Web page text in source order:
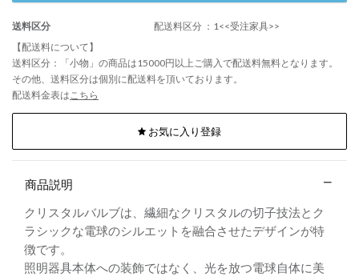
送料区分
配送料区分 ：1<<受注家具>>
【配送料について】
送料区分：「小物」の商品は15000円以上ご購入で配送料無料となります。
その他、送料区分は個別に配送料を頂いております。
配送料金表は こちら
お気に入り登録
商品説明
クリスタルバルブは、繊細なクリスタルの切子技法とク
ラシックな電球のシルエットを融合させたデザインが特
徴です。
照明器具本体への装飾ではなく、光を放つ電球自体に美